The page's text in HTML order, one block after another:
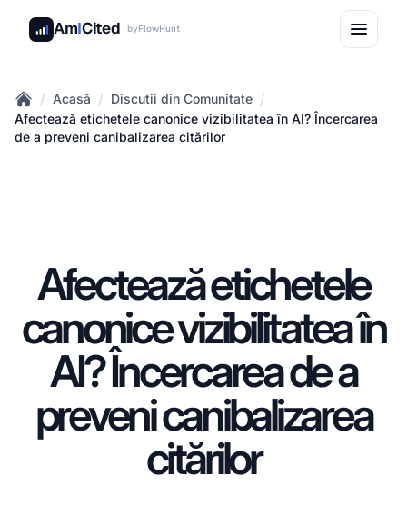
AmICited byFlowHunt
Home
/ Acasă / Discutii din Comunitate /
Afectează etichetele canonice vizibilitatea în AI? Încercarea
de a preveni canibalizarea citărilor
Afectează etichetele
canonice vizibilitatea în
AI? Încercarea de a
preveni canibalizarea
citărilor